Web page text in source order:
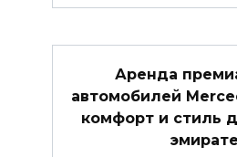
Аренда
автомобилей
комфорт и стиль
эмирате